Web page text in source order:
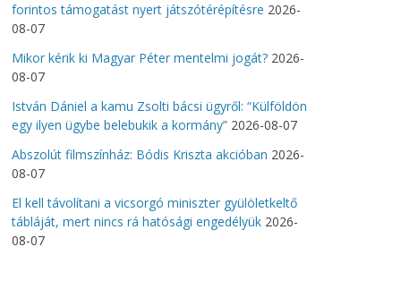
forintos támogatást nyert játszótérépítésre 2026-
08-07
Mikor kérik ki Magyar Péter mentelmi jogát? 2026-
08-07
István Dániel a kamu Zsolti bácsi ügyről: “Külföldön
egy ilyen ügybe belebukik a kormány” 2026-08-07
Abszolút filmszínház: Bódis Kriszta akcióban 2026-
08-07
El kell távolítani a vicsorgó miniszter gyülöletkeltő
tábláját, mert nincs rá hatósági engedélyük 2026-
08-07